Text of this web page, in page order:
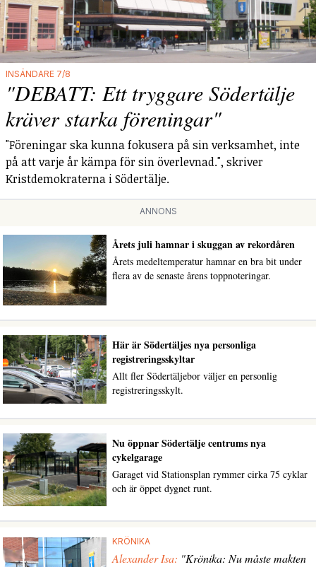
INSÄNDARE 7/8
"DEBATT: Ett tryggare Södertälje
kräver starka föreningar"
"Föreningar ska kunna fokusera på sin verksamhet, inte
på att varje år kämpa för sin överlevnad.", skriver
Kristdemokraterna i Södertälje.
ANNONS
Årets juli hamnar i skuggan av rekordåren
Årets medeltemperatur hamnar en bra bit under
flera av de senaste årens toppnoteringar.
Här är Södertäljes nya personliga
registreringsskyltar
Allt fler Södertäljebor väljer en personlig
registreringsskylt.
Nu öppnar Södertälje centrums nya
cykelgarage
Garaget vid Stationsplan rymmer cirka 75 cyklar
och är öppet dygnet runt.
KRÖNIKA
Alexander Isa: "Krönika: Nu måste makten